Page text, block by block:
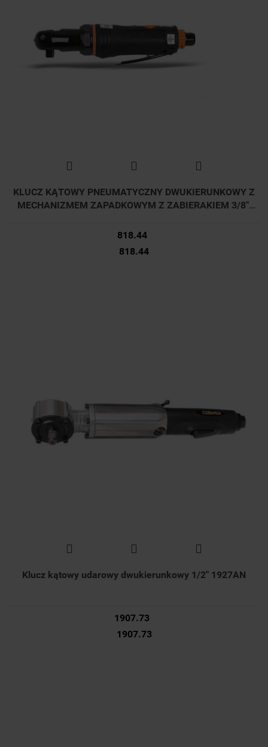
KLUCZ KĄTOWY PNEUMATYCZNY DWUKIERUNKOWY Z
MECHANIZMEM ZAPADKOWYM Z ZABIERAKIEM 3/8",
818.44
818.44
Klucz kątowy udarowy dwukierunkowy 1/2" 1927AN
1907.73
1907.73